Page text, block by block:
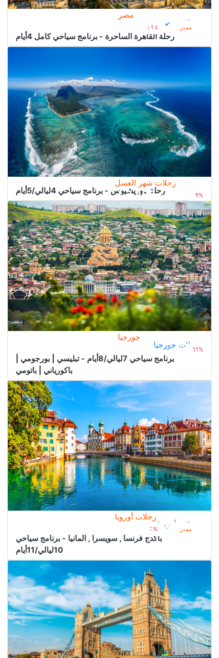
مميز 16%
مصر
من 1.800﷼ 1.500﷼
رحلات مصر
رحلة القاهرة الساحرة - برنامج سياحي كامل 4أيام
8%
رحلات شهر العسل
من
3.400﷼
رحلة موريشيوس - برنامج سياحي 4ليالي/5أيام
11%
جورجيا
من
3.100﷼ 2.750﷼رحلات جورجيا
برنامج سياحي 7ليالي/8أيام - تبليسي | بورجومي |
باكورياني | باتومي
مميز 2%
رحلات أوروبا
من 8.000﷼ 7.800﷼ رحلات أوروبا
باكدج فرنسا , سويسرا , المانيا - برنامج سياحي
10ليالي/11أيام